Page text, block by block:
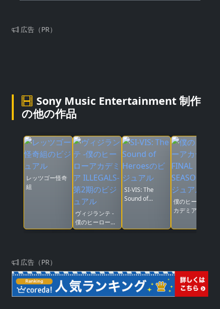
広告（PR）
Sony Music Entertainment 制作
の他の作品
レッツゴー怪奇
組
ヴィジランテ -
僕のヒーローア
カデミア
SI-VIS: The
Sound of
僕のヒーローア
カデミア FINAL
広告（PR）